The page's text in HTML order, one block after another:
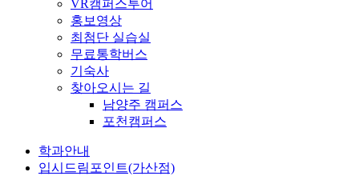
VR캠퍼스투어
홍보영상
최첨단 실습실
무료통학버스
기숙사
찾아오시는 길
남양주 캠퍼스
포천캠퍼스
학과안내
입시드림포인트(가산점)